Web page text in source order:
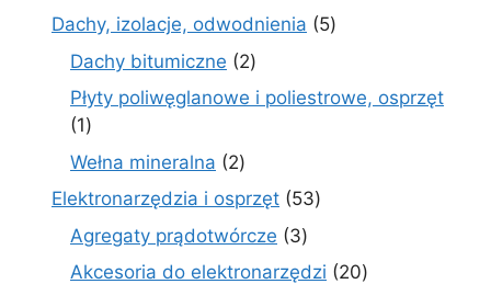
produkty
Dachy, izolacje, odwodnienia 55
Dachy bitumiczne 22
produkty
Płyty poliwęglanowe i poliestrowe, osprzęt
11
produkt
Wełna mineralna 22
produkty
Elektronarzędzia i osprzęt 5353
Agregaty prądotwórcze 33
produkty
Akcesoria do elektronarzędzi 2020